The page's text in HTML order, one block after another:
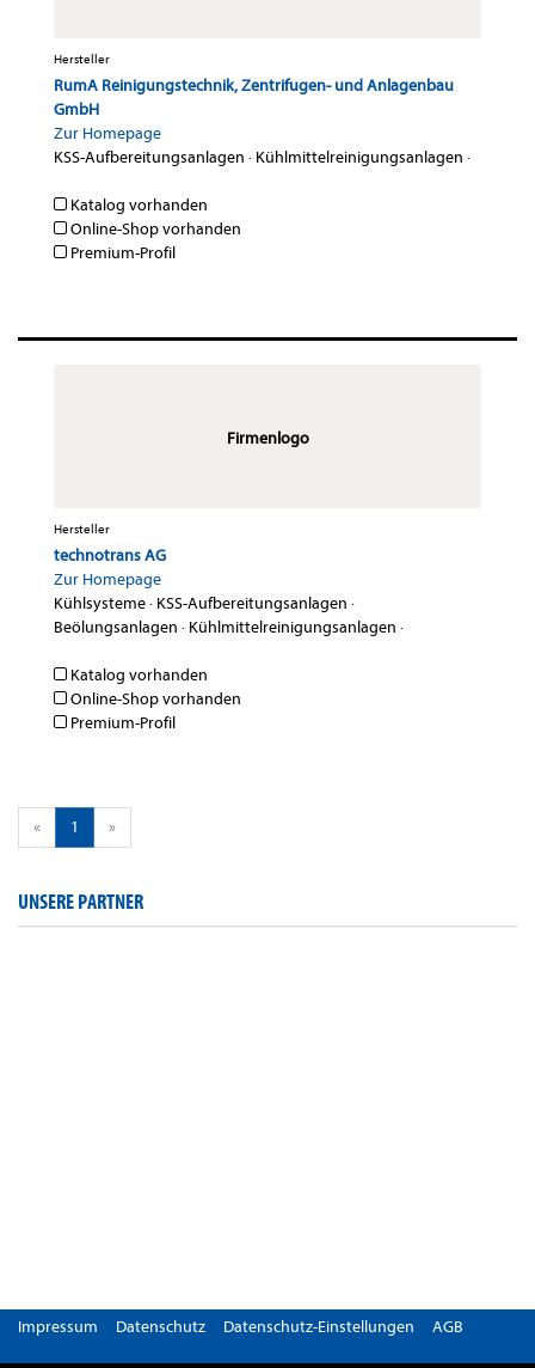
Hersteller
RumA Reinigungstechnik, Zentrifugen- und Anlagenbau
GmbH
Zur Homepage
KSS-Aufbereitungsanlagen · Kühlmittelreinigungsanlagen ·
Katalog vorhanden
Online-Shop vorhanden
Premium-Profil
Firmenlogo
Hersteller
technotrans AG
Zur Homepage
Kühlsysteme· KSS-Aufbereitungsanlagen ·
Beölungsanlagen · Kühlmittelreinigungsanlagen ·
Katalog vorhanden
Online-Shop vorhanden
Premium-Profil
« 1 »
UNSERE PARTNER
Impressum Datenschutz Datenschutz-Einstellungen AGB